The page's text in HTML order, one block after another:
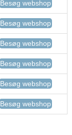
Besøg webshop
Besøg webshop
Besøg webshop
Besøg webshop
Besøg webshop
Besøg webshop